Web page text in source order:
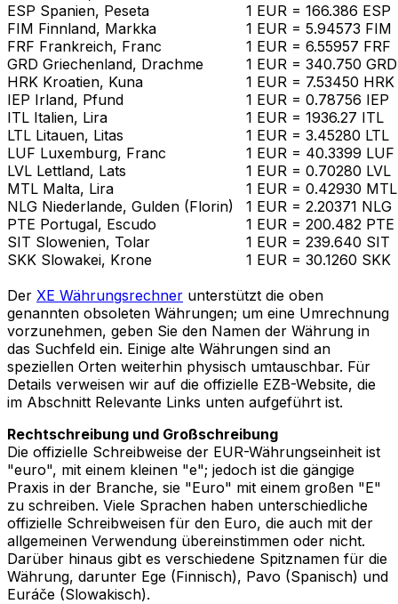
ESP Spanien, Peseta
1 EUR = 166.386 ESP
FIM Finnland, Markka
1 EUR = 5.94573 FIM
FRF Frankreich, Franc
1 EUR = 6.55957 FRF
GRD Griechenland, Drachme
1 EUR = 340.750 GRD
HRK Kroatien, Kuna
1 EUR = 7.53450 HRK
IEP Irland, Pfund
1 EUR = 0.78756 IEP
ITL Italien, Lira
1 EUR = 1936.27 ITL
LTL Litauen, Litas
1 EUR = 3.45280 LTL
LUF Luxemburg, Franc
1 EUR = 40.3399 LUF
LVL Lettland, Lats
1 EUR = 0.70280 LVL
MTL Malta, Lira
1 EUR = 0.42930 MTL
NLG Niederlande, Gulden (Florin)
1 EUR = 2.20371 NLG
PTE Portugal, Escudo
1 EUR = 200.482 PTE
SIT Slowenien, Tolar
1 EUR = 239.640 SIT
SKK Slowakei, Krone
1 EUR = 30.1260 SKK
Der XE Währungsrechner unterstützt die oben
genannten obsoleten Währungen; um eine Umrechnung
vorzunehmen, geben Sie den Namen der Währung in
das Suchfeld ein. Einige alte Währungen sind an
speziellen Orten weiterhin physisch umtauschbar. Für
Details verweisen wir auf die offizielle EZB-Website, die
im Abschnitt Relevante Links unten aufgeführt ist.
Rechtschreibung und Großschreibung
Die offizielle Schreibweise der EUR-Währungseinheit ist
"euro", mit einem kleinen "e"; jedoch ist die gängige
Praxis in der Branche, sie "Euro" mit einem großen "E"
zu schreiben. Viele Sprachen haben unterschiedliche
offizielle Schreibweisen für den Euro, die auch mit der
allgemeinen Verwendung übereinstimmen oder nicht.
Darüber hinaus gibt es verschiedene Spitznamen für die
Währung, darunter Ege (Finnisch), Pavo (Spanisch) und
Euráče (Slowakisch).